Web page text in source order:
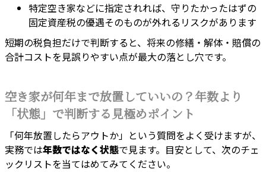
特定空き家などに指定されれば、守りたかったはずの
固定資産税の優遇そのものが外れるリスクがあります
短期の税負担だけで判断すると、将来の修繕・解体・賠償の
合計コストを見誤りやすい点が最大の落とし穴です。
空き家が何年まで放置していいの？年数より
「状態」で判断する見極めポイント
「何年放置したらアウトか」という質問をよく受けますが、
実務では年数ではなく状態で見ます。目安として、次のチェ
ックリストを当てはめてみてください。